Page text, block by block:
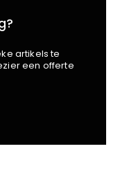
artikels te
een offerte